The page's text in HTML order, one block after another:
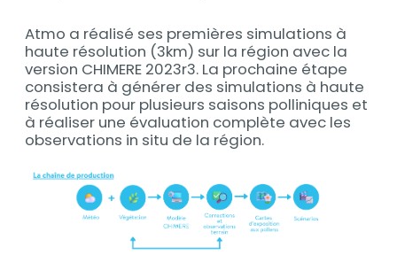
Atmo a réalisé ses premières simulations à
haute résolution (3km) sur la région avec la
version CHIMERE 2023r3. La prochaine étape
consistera à générer des simulations à haute
résolution pour plusieurs saisons polliniques et
à réaliser une évaluation complète avec les
observations in situ de la région.